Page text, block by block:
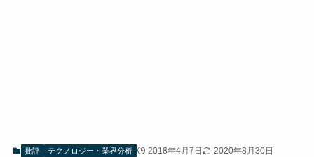
批評 テクノロジー・業界分析 2018年4月7日 2020年8月30日